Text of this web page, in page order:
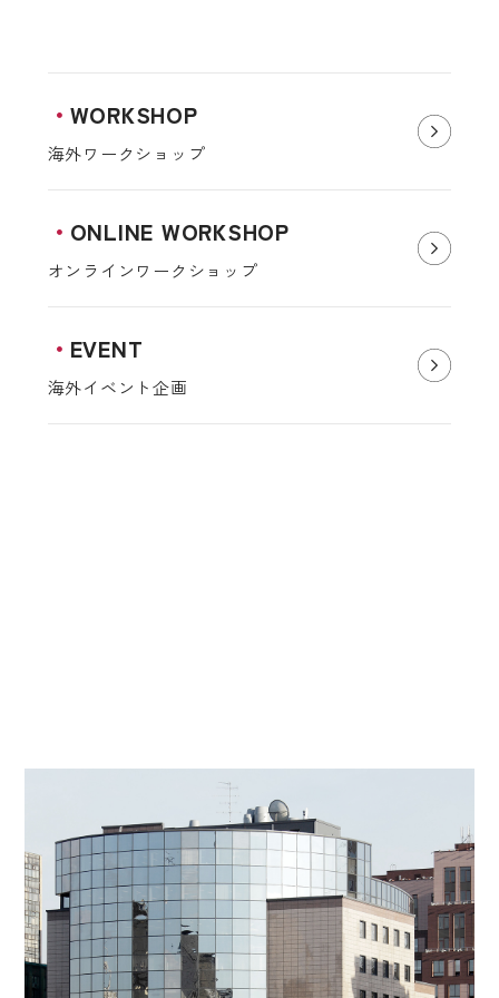
WORKSHOP
海外ワークショップ
ONLINE WORKSHOP
オンラインワークショップ
EVENT
海外イベント企画